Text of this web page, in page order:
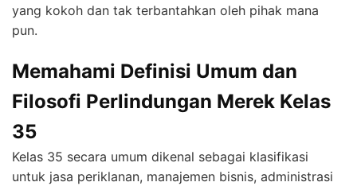
yang kokoh dan tak terbantahkan oleh pihak mana
pun.
Memahami Definisi Umum dan
Filosofi Perlindungan Merek Kelas
35
Kelas 35 secara umum dikenal sebagai klasifikasi
untuk jasa periklanan, manajemen bisnis, administrasi